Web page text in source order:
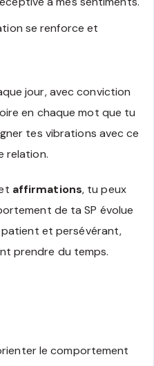
se renforce et
jour, avec conviction
en chaque mot que tu
tes vibrations avec ce
relation.
affirmations, tu peux
de ta SP évolue
patient et persévérant,
prendre du temps.
le comportement